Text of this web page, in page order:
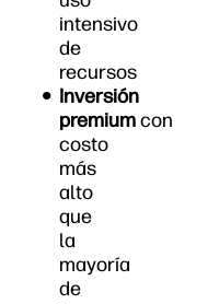
intensivo
de
recursos
Inversión
premiumcon
costo
más
alto
que
la
mayoría
de